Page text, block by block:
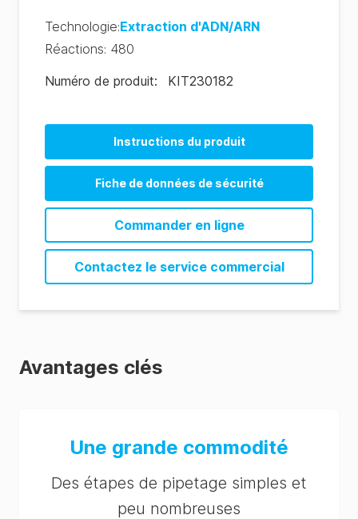
Technologie:Extraction d'ADN/ARN
Réactions: 480
Numéro de produit: KIT230182
Instructions du produit
Fiche de données de sécurité
(EN)
foodproof® Magnetic Preparation Kit III SDS
Commander en ligne
Contactez le service commercial
Avantages clés
Une grande commodité
Des étapes de pipetage simples et
peu nombreuses